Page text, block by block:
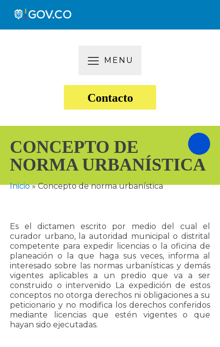
MENU
Contacto
CONCEPTO DE
NORMA URBANÍSTICA
Inicio»Concepto de norma urbanística
Es el dictamen escrito por medio del cual el
curador urbano, la autoridad municipal o distrital
competente para expedir licencias o la oficina de
planeación o la que haga sus veces, informa al
interesado sobre las normas urbanísticas y demás
vigentes aplicables a un predio que va a ser
construido o intervenido La expedición de estos
conceptos no otorga derechos ni obligaciones a su
peticionario y no modifica los derechos conferidos
mediante licencias que estén vigentes o que
hayan sido ejecutadas.